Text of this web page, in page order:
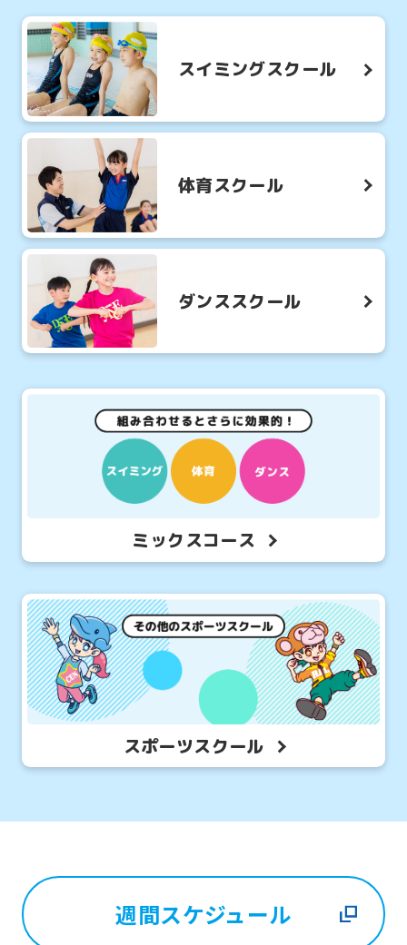
スイミングスクール
体育スクール
ダンススクール
ミックスコース
スポーツスクール
週間スケジュール